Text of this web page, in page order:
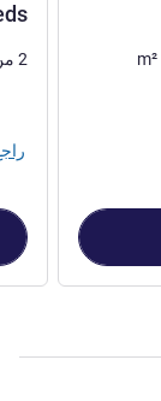
m² 2 من الأشخاص كحد أقصى